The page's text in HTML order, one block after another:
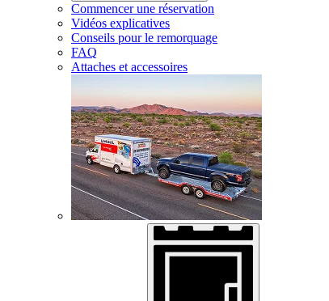
Commencer une réservation
Vidéos explicatives
Conseils pour le remorquage
FAQ
Attaches et accessoires